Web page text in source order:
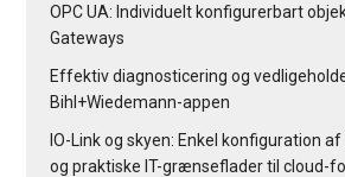
OPC UA: Individuelt konfigurerbart
Gateways
Effektiv diagnosticering og
Bihl+Wiedemann-appen
IO-Link og skyen: Enkel konfiguration
og praktiske IT-grænseflader til cloud-